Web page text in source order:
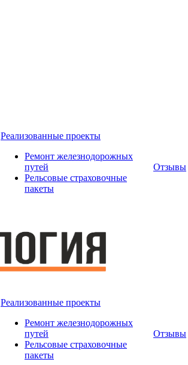
Реализованные проекты
Ремонт железнодорожных
путей
Рельсовые страховочные
пакеты
Отзывы
Реализованные проекты
Ремонт железнодорожных
путей
Рельсовые страховочные
пакеты
Отзывы